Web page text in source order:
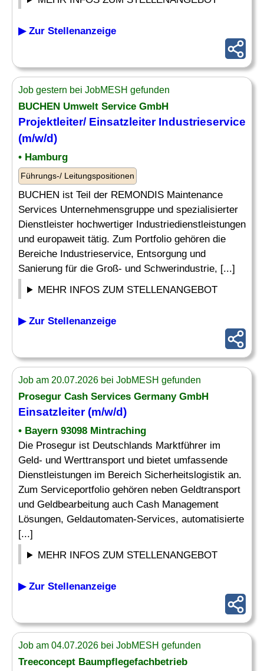
▶ Zur Stellenanzeige
Job gestern bei JobMESH gefunden
BUCHEN Umwelt Service GmbH
Projektleiter/ EinsatzleiterIndustrieservice
(m/w/d)
• Hamburg
Führungs-/ Leitungspositionen
BUCHEN ist Teil der REMONDIS Maintenance
Services Unternehmensgruppe und spezialisierter
Dienstleister hochwertiger Industriedienstleistungen
und europaweit tätig. Zum Portfolio gehören die
Bereiche Industrieservice, Entsorgung und
Sanierung für die Groß- und Schwerindustrie, [...]
MEHR INFOS ZUM STELLENANGEBOT
▶ Zur Stellenanzeige
Job am 20.07.2026 bei JobMESH gefunden
Prosegur Cash Services Germany GmbH
Einsatzleiter(m/w/d)
• Bayern 93098 Mintraching
Die Prosegur ist Deutschlands Marktführer im
Geld- und Werttransport und bietet umfassende
Dienstleistungen im Bereich Sicherheitslogistik an.
Zum Serviceportfolio gehören neben Geldtransport
und Geldbearbeitung auch Cash Management
Lösungen, Geldautomaten-Services, automatisierte
[...]
MEHR INFOS ZUM STELLENANGEBOT
▶ Zur Stellenanzeige
Job am 04.07.2026 bei JobMESH gefunden
Treeconcept Baumpflegefachbetrieb